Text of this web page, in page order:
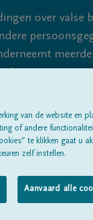
over valse
Over ons
van de website en
of andere
te klikken gaat u
zelf instellen.
Aanvaard alle